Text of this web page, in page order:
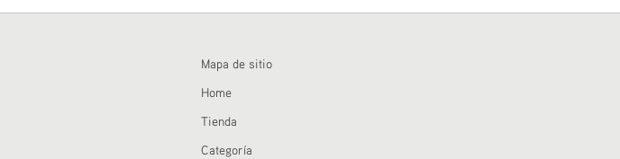
Mapa de sitio
Home
Tienda
Categoría